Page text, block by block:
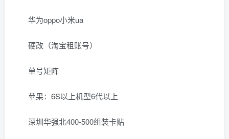
华为oppo小米ua
硬改（淘宝租账号）
单号矩阵
苹果：6S以上机型6代以上
深圳华强北400-500组装卡贴